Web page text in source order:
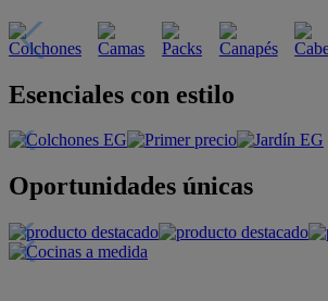
Esenciales con estilo
Oportunidades únicas